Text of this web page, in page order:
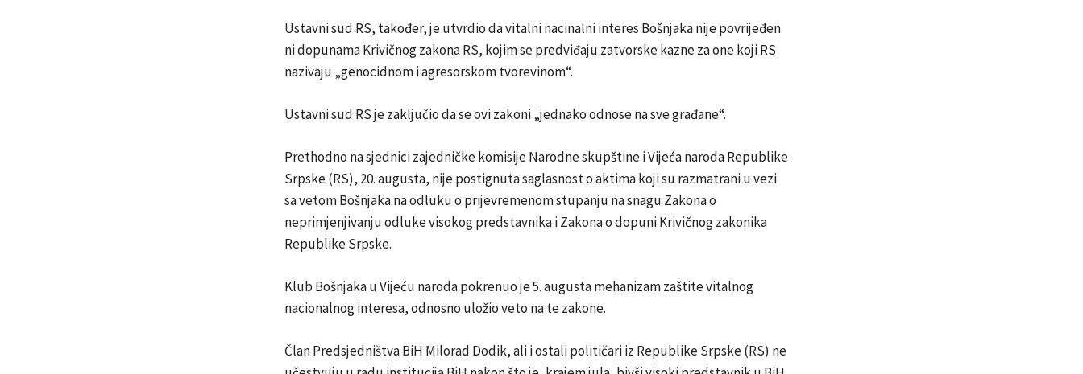
Ustavni sud RS, također, je utvrdio da vitalni nacinalni interes Bošnjaka nije povrijeđen
ni dopunama Krivičnog zakona RS, kojim se predviđaju zatvorske kazne za one koji RS
nazivaju „genocidnom i agresorskom tvorevinom“.
Ustavni sud RS je zaključio da se ovi zakoni „jednako odnose na sve građane“.
Prethodno na sjednici zajedničke komisije Narodne skupštine i Vijeća naroda Republike
Srpske (RS), 20. augusta, nije postignuta saglasnost o aktima koji su razmatrani u vezi
sa vetom Bošnjaka na odluku o prijevremenom stupanju na snagu Zakona o
neprimjenjivanju odluke visokog predstavnika i Zakona o dopuni Krivičnog zakonika
Republike Srpske.
Klub Bošnjaka u Vijeću naroda pokrenuo je 5. augusta mehanizam zaštite vitalnog
nacionalnog interesa, odnosno uložio veto na te zakone.
Član Predsjedništva BiH Milorad Dodik, ali i ostali političari iz Republike Srpske (RS) ne